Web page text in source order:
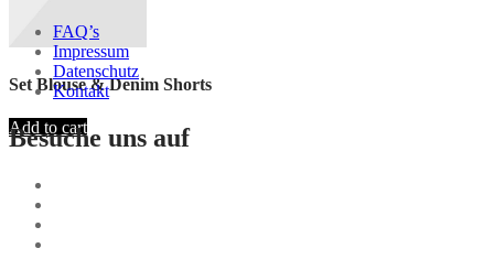
Set Blouse & Denim Shorts
Add to cart
FAQ’s
Impressum
Datenschutz
Kontakt
Besuche uns auf